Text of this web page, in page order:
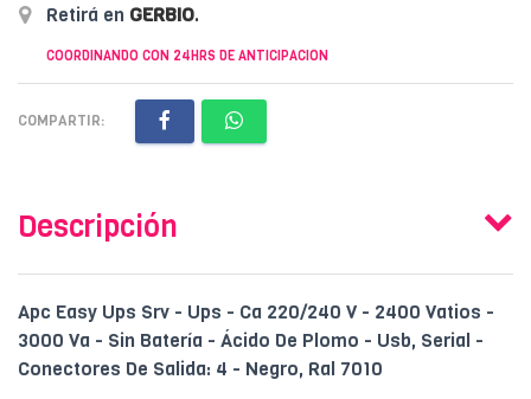
Retirá en GERBIO.
COORDINANDO CON 24HRS DE ANTICIPACION
COMPARTIR:
Descripción
Apc Easy Ups Srv - Ups - Ca 220/240 V - 2400 Vatios -
3000 Va - Sin Batería - Ácido De Plomo - Usb, Serial -
Conectores De Salida: 4 - Negro, Ral 7010